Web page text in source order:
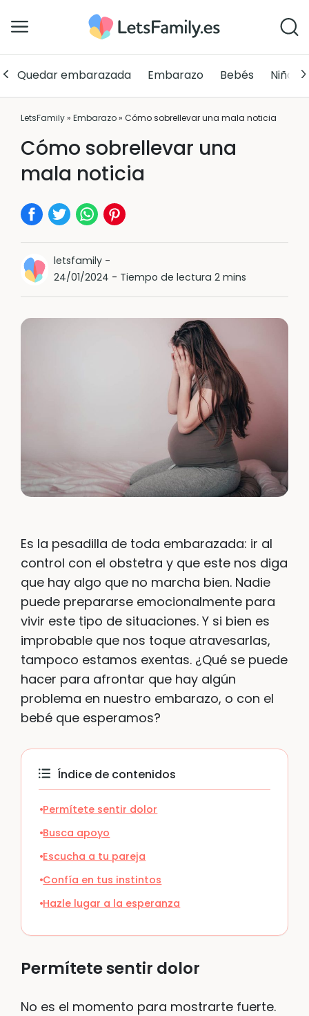
Quedar embarazada Embarazo Bebés Niños
LetsFamily» Embarazo» Cómo sobrellevar una mala noticia
Cómo sobrellevar una
mala noticia
letsfamily -
24/01/2024 - Tiempo de lectura 2 mins
Es la pesadilla de toda embarazada: ir al
control con el obstetra y que este nos diga
que hay algo que no marcha bien. Nadie
puede prepararse emocionalmente para
vivir este tipo de situaciones. Y si bien es
improbable que nos toque atravesarlas,
tampoco estamos exentas. ¿Qué se puede
hacer para afrontar que hay algún
problema en nuestro embarazo, o con el
bebé que esperamos?
Índice de contenidos
Permítete sentir dolor
Busca apoyo
Escucha a tu pareja
Confía en tus instintos
Hazle lugar a la esperanza
Permítete sentir dolor
No es el momento para mostrarte fuerte.